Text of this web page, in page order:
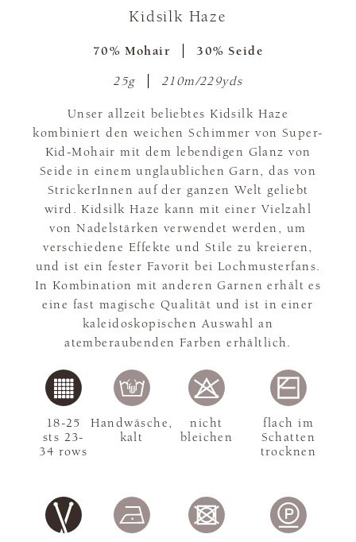
Kidsilk Haze
70% Mohair 30% Seide
25g 210m/229yds
Unser allzeit beliebtes Kidsilk Haze
kombiniert den weichen Schimmer von Super-
Kid-Mohair mit dem lebendigen Glanz von
Seide in einem unglaublichen Garn, das von
StrickerInnen auf der ganzen Welt geliebt
wird. Kidsilk Haze kann mit einer Vielzahl
von Nadelstärken verwendet werden, um
verschiedene Effekte und Stile zu kreieren,
und ist ein fester Favorit bei Lochmusterfans.
In Kombination mit anderen Garnen erhält es
eine fast magische Qualität und ist in einer
kaleidoskopischen Auswahl an
atemberaubenden Farben erhältlich.
18-25
sts 23-
34 rows
Handwäsche,
kalt
nicht
bleichen
flach im
Schatten
trocknen